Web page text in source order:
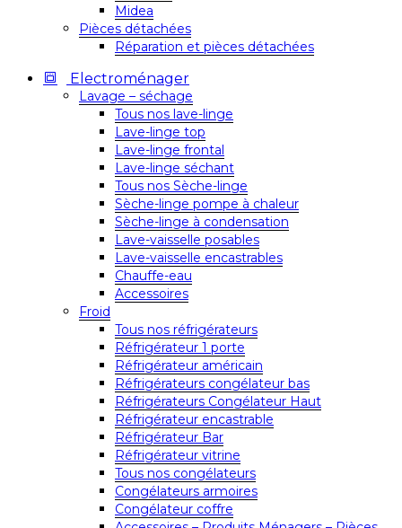
Midea
Pièces détachées
Réparation et pièces détachées
Electroménager
Lavage – séchage
Tous nos lave-linge
Lave-linge top
Lave-linge frontal
Lave-linge séchant
Tous nos Sèche-linge
Sèche-linge pompe à chaleur
Sèche-linge à condensation
Lave-vaisselle posables
Lave-vaisselle encastrables
Chauffe-eau
Accessoires
Froid
Tous nos réfrigérateurs
Réfrigérateur 1 porte
Réfrigérateur américain
Réfrigérateurs congélateur bas
Réfrigérateurs Congélateur Haut
Réfrigérateur encastrable
Réfrigérateur Bar
Réfrigérateur vitrine
Tous nos congélateurs
Congélateurs armoires
Congélateur coffre